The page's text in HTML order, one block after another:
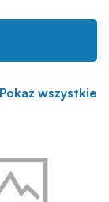
Pokaż wszystkie